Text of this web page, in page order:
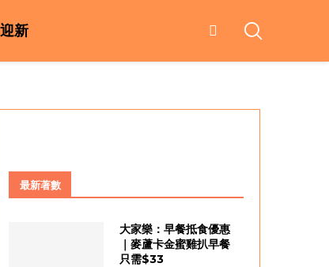
迎新
最新著數
大家樂：早餐抵食優惠
｜麥蘆卡金蜜雞扒早餐
只需$33